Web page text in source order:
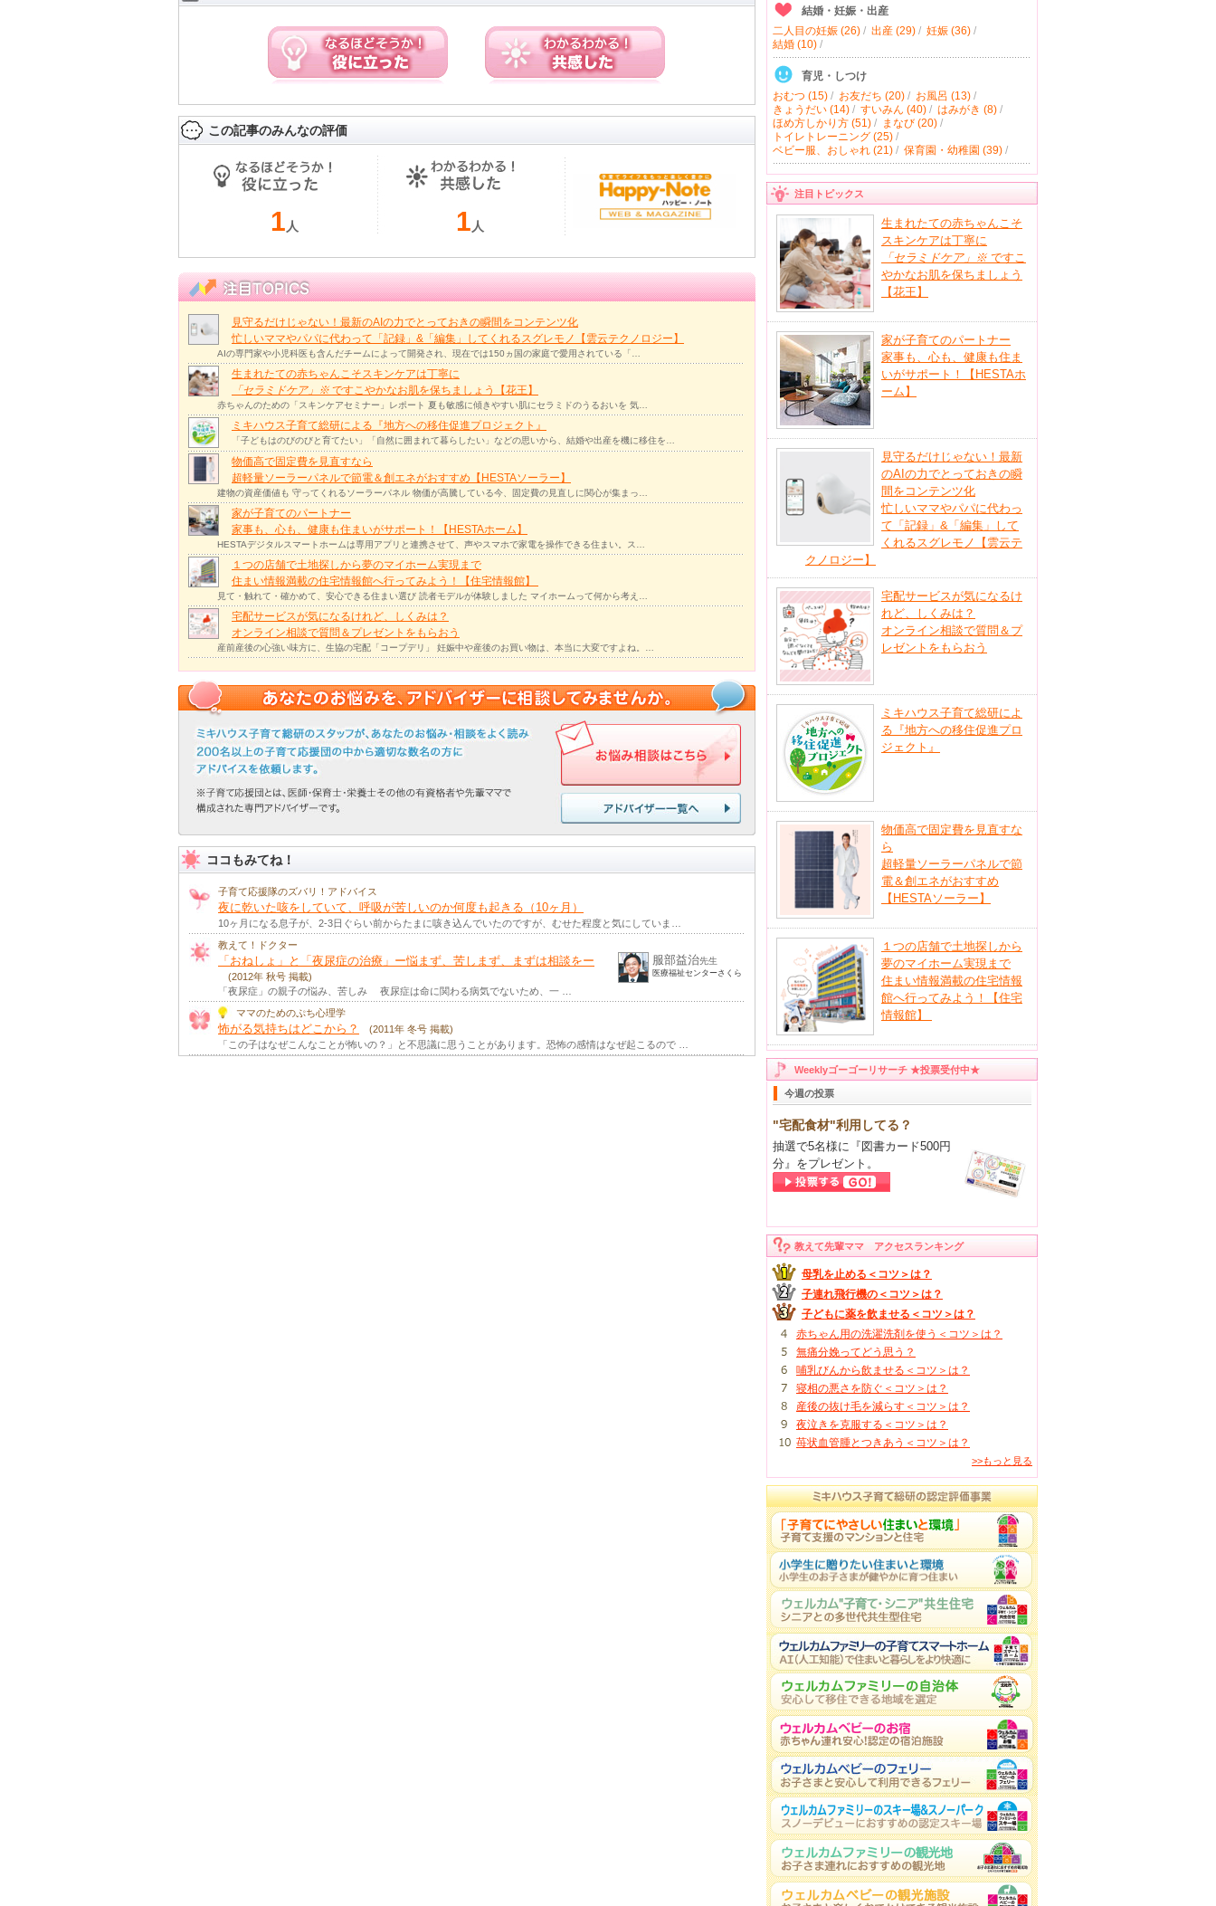
この記事のみんなの評価
1 人 1 人
見守るだけじゃない！最新のAIの力でとっておきの瞬間をコンテンツ化
忙しいママやパパに代わって「記録」&「編集」してくれるスグレモノ【雲云テクノロジー】
AIの専門家や小児科医も含んだチームによって開発され、現在では150ヵ国の家庭で愛用されている「…
生まれたての赤ちゃんこそスキンケアは丁寧に
「セラミドケア」 ※ですこやかなお肌を保ちましょう【花王】
赤ちゃんのための「スキンケアセミナー」レポート 夏も敏感に傾きやすい肌にセラミドのうるおいを 気…
ミキハウス子育て総研による『地方への移住促進プロジェクト』
「子どもはのびのびと育てたい」「自然に囲まれて暮らしたい」などの思いから、結婚や出産を機に移住を…
物価高で固定費を見直すなら
超軽量ソーラーパネルで節電＆創エネがおすすめ【HESTAソーラー】
建物の資産価値も 守ってくれるソーラーパネル 物価が高騰している今、固定費の見直しに関心が集まっ…
家が子育てのパートナー
家事も、心も、健康も住まいがサポート！【HESTAホーム】
HESTAデジタルスマートホームは専用アプリと連携させて、声やスマホで家電を操作できる住まい。ス…
１つの店舗で土地探しから夢のマイホーム実現まで
住まい情報満載の住宅情報館へ行ってみよう！【住宅情報館】
見て・触れて・確かめて、安心できる住まい選び 読者モデルが体験しました マイホームって何から考え…
宅配サービスが気になるけれど、しくみは？
オンライン相談で質問＆プレゼントをもらおう
産前産後の心強い味方に、生協の宅配「コープデリ」 妊娠中や産後のお買い物は、本当に大変ですよね。…
ココもみてね！
子育て応援隊のズバリ！アドバイス
夜に乾いた咳をしていて、呼吸が苦しいのか何度も起きる（10ヶ月）
10ヶ月になる息子が、2-3日ぐらい前からたまに咳き込んでいたのですが、むせた程度と気にしていま…
教えて！ドクター
「おねしょ」と「夜尿症の治療」ー悩まず、苦しまず、まずは相談をー
(2012年 秋号 掲載)
「夜尿症」の親子の悩み、苦しみ 夜尿症は命に関わる病気でないため、一 …
服部益治先生
医療福祉センターさくら
ママのためのぷち心理学
怖がる気持ちはどこから？
(2011年 冬号 掲載)
「この子はなぜこんなことが怖いの？」と不思議に思うことがあります。恐怖の感情はなぜ起こるので …
結婚・妊娠・出産
二人目の妊娠 (26)/ 出産 (29)/ 妊娠 (36)/
結婚 (10)/
育児・しつけ
おむつ (15)/ お友だち (20)/ お風呂 (13)/
きょうだい (14)/ すいみん (40)/ はみがき (8)/
ほめ方しかり方 (51)/ まなび (20)/
トイレトレーニング (25)/
ベビー服、おしゃれ (21)/ 保育園・幼稚園 (39)/
注目トピックス
生まれたての赤ちゃんこそ
スキンケアは丁寧に
「セラミドケア」 ※ ですこ
やかなお肌を保ちましょう
【花王】
家が子育てのパートナー
家事も、心も、健康も住ま
いがサポート！【HESTAホ
ーム】
見守るだけじゃない！最新
のAIの力でとっておきの瞬
間をコンテンツ化
忙しいママやパパに代わっ
て「記録」&「編集」して
くれるスグレモノ【雲云テ
クノロジー】
宅配サービスが気になるけ
れど、しくみは？
オンライン相談で質問＆プ
レゼントをもらおう
ミキハウス子育て総研によ
る『地方への移住促進プロ
ジェクト』
物価高で固定費を見直すな
ら
超軽量ソーラーパネルで節
電＆創エネがおすすめ
【HESTAソーラー】
１つの店舗で土地探しから
夢のマイホーム実現まで
住まい情報満載の住宅情報
館へ行ってみよう！【住宅
情報館】
Weeklyゴーゴーリサーチ ★投票受付中★
今週の投票
"宅配食材"利用してる？
抽選で5名様に『図書カード500円
分』をプレゼント。
教えて先輩ママ アクセスランキング
母乳を止める＜コツ＞は？
子連れ飛行機の＜コツ＞は？
子どもに薬を飲ませる＜コツ＞は？
赤ちゃん用の洗濯洗剤を使う＜コツ＞は？
無痛分娩ってどう思う？
哺乳びんから飲ませる＜コツ＞は？
寝相の悪さを防ぐ＜コツ＞は？
産後の抜け毛を減らす＜コツ＞は？
夜泣きを克服する＜コツ＞は？
苺状血管腫とつきあう＜コツ＞は？
>>もっと見る